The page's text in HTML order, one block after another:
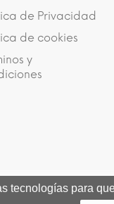
de Privacidad
de cookies
y
tecnologías para